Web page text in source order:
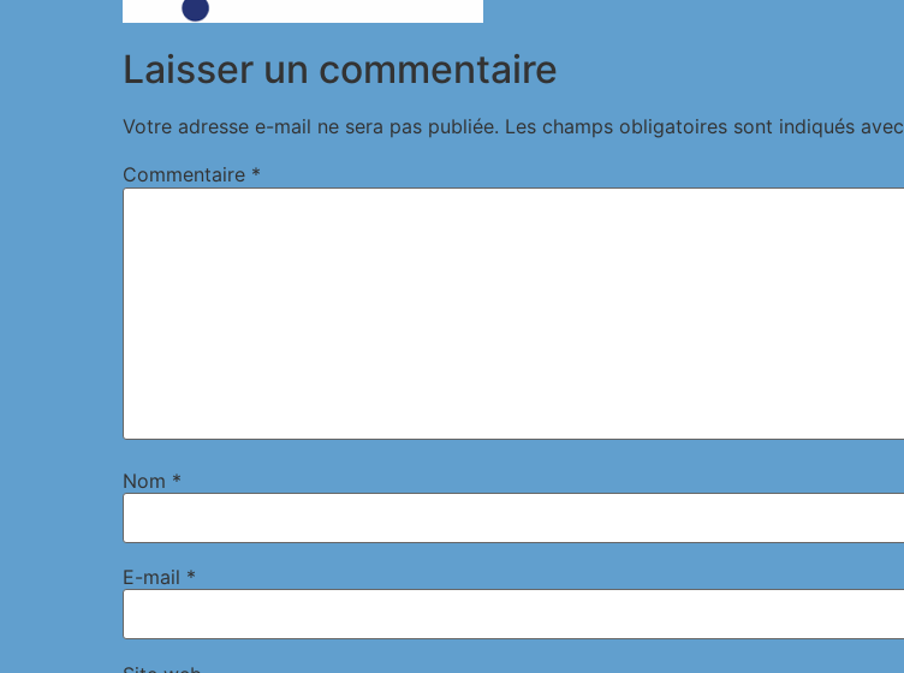
Laisser un commentaire
Votre adresse e-mail ne sera pas publiée. Les champs obligatoires sont indiqués avec
Commentaire *
Nom *
E-mail *